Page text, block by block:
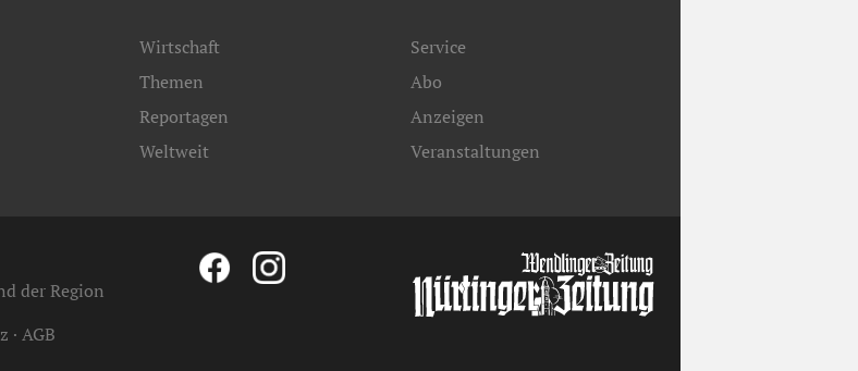
Wirtschaft
Themen
Reportagen
Weltweit
Service
Abo
Anzeigen
Veranstaltungen
der Region
AGB